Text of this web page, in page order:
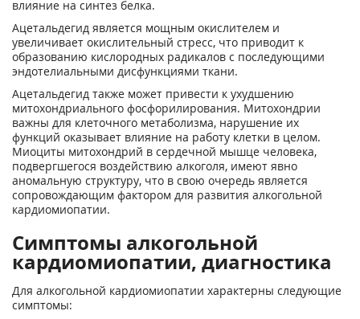
влияние на синтез белка.
Ацетальдегид является мощным окислителем и
увеличивает окислительный стресс, что приводит к
образованию кислородных радикалов с последующими
эндотелиальными дисфункциями ткани.
Ацетальдегид также может привести к ухудшению
митохондриального фосфорилирования. Митохондрии
важны для клеточного метаболизма, нарушение их
функций оказывает влияние на работу клетки в целом.
Миоциты митохондрий в сердечной мышце человека,
подвергшегося воздействию алкоголя, имеют явно
аномальную структуру, что в свою очередь является
сопровождающим фактором для развития алкогольной
кардиомиопатии.
Симптомы алкогольной
кардиомиопатии, диагностика
Для алкогольной кардиомиопатии характерны следующие
симптомы: